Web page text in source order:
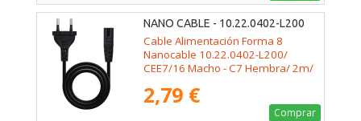
NANO CABLE - 10.22.0402-L200
Cable Alimentación Forma 8
Nanocable 10.22.0402-L200/
CEE7/16 Macho - C7 Hembra/ 2m/
2,79 €
Comprar